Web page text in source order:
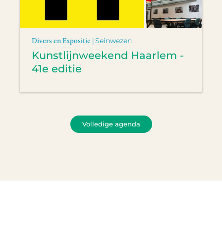
Divers en Expositie |Seinwezen
Kunstlijnweekend Haarlem -
41e editie
Volledige agenda